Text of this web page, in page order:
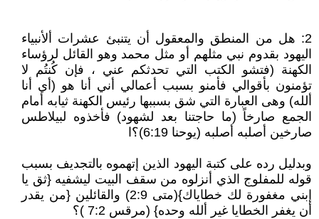
2: هل من المنطق والمعقول أن يتنبئ عشرات ألأنبياء
اليهود بقدوم نبي مثلهم أو مثل محمد وهو القائل لرؤساء
الكهنة (فتشو الكتب التي تحدثكم عني ، فإن كُنتُم لا
تؤمنون بأقوالي فأمنو بسبب أعمالي أني أنا هو (أي أنا
ألله) وهى العبارة التي شق بسببها رئيس الكهنة ثيابه أمام
الجمع صارخاً (ما حاجتنا بعد لشهود) فأخذوه لبيلاطس
صارخين أصلبه أصلبه (يوحنا 6:19)؟ا
وبدليل رده على كتبة اليهود الذين إتهموه بالتجديف بسبب
قوله للمفلوج الذي أنزلوه من سقف البيت ليشفيه {ثق يا
إبني مغفورة لك خطاياك}(متى 2:9) والقائلين {من يقدر
أن يغفر الخطايا غير ألله وحده} (مرقس 7:2 )؟